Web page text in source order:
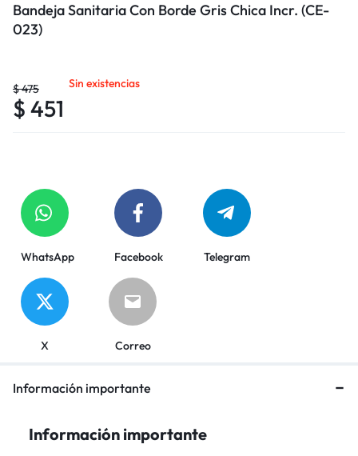
Bandeja Sanitaria Con Borde Gris Chica Incr. (CE-
023)
$475
$ 451
Sin existencias
WhatsApp Facebook Telegram
X Correo
Información importante
Información importante